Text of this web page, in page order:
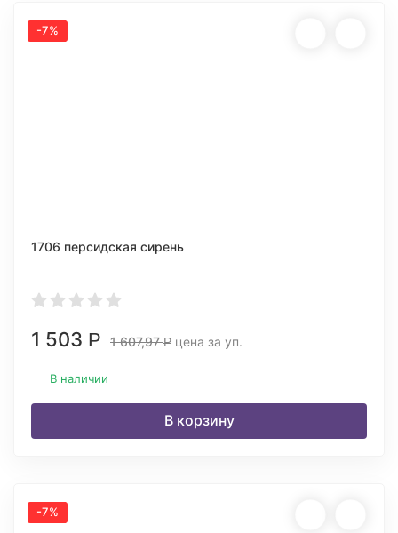
-7%
1706 персидская сирень
1 503 Р 1 607,97Р цена за уп.
В наличии
В корзину
-7%